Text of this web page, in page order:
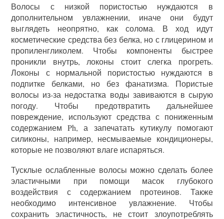
Волосы с низкой пористостью нуждаются в
дополнительном увлажнении, иначе они будут
выглядеть неопрятно, как солома. В ход идут
косметические средства без белка, но с глицерином и
пропиленгликолем. Чтобы компоненты быстрее
проникли внутрь, локоны стоит слегка прогреть.
Локоны с нормальной пористостью нуждаются в
подпитке белками, но без фанатизма. Пористые
волосы из-за недостатка воды завиваются в сырую
погоду. Чтобы предотвратить дальнейшее
повреждение, используют средства с пониженным
содержанием Ph, а запечатать кутикулу помогают
силиконы, например, несмываемые кондиционеры,
которые не позволяют влаге испаряться.
Тусклые ослабленные волосы можно сделать более
эластичными при помощи масок глубокого
воздействия с содержанием протеинов. Также
необходимо интенсивное увлажнение. Чтобы
сохранить эластичность, не стоит злоупотреблять